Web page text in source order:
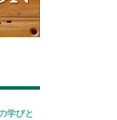
学びと